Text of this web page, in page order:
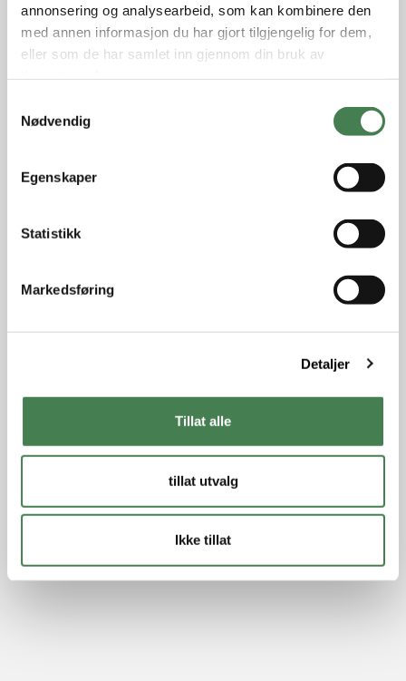
annonsering og analysearbeid, som kan kombinere den
med annen informasjon du har gjort tilgjengelig for dem,
eller som de har samlet inn gjennom din bruk av
Nødvendig
Egenskaper
Statistikk
Markedsføring
Detaljer
Tillat alle
tillat utvalg
Ikke tillat